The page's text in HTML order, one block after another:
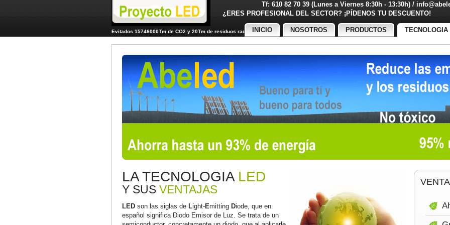
Tf: 610 82 70 39 (Lunes a Viernes 8:30h - 13:30h) /
¿ERES PROFESIONAL DEL SECTOR? ¡PÍDENOS TU
Evitados 15746000Tm de CO2 y 20Tm de residuos radiactivos
INICIO NOSOTROS PRODUCTOS TECNOLOGIA
LA TECNOLOGIA LED
Y SUS VENTAJAS
LED son las siglas de Light-Emitting Diode, que en
español significa Diodo Emisor de Luz. Se trata de un